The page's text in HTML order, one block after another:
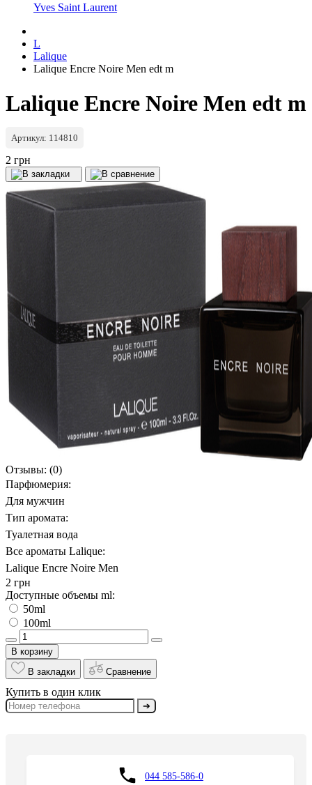
Yves Saint Laurent
L
Lalique
Lalique Encre Noire Men edt m
Lalique Encre Noire Men edt m
Артикул: 114810
2 грн
Отзывы: (0)
Парфюмерия:
Для мужчин
Тип аромата:
Туалетная вода
Все ароматы Lalique:
Lalique Encre Noire Men
2 грн
Доступные объемы ml:
50ml
100ml
В корзину
В закладки
Сравнение
Купить в один клик
➔
044 585-586-0